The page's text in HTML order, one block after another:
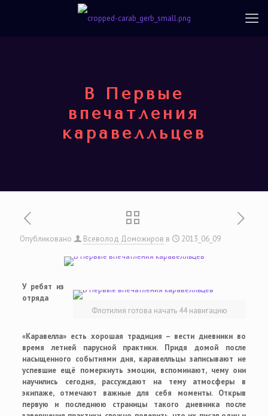
В Первые
впечатления
каравелльцев
Опубликовано Всеволод Доможиров в 2013_06_09
Флотилия готова начать 44 навигацию
У ребят из
отряда
«Каравелла» есть хорошая традиция – вести дневники во
время летней парусной практики. Придя домой после
насыщенного событиями дня, каравелльцы записывают не
успевшие ещё померкнуть эмоции, вспоминают, чему они
научились сегодня, рассуждают на тему атмосферы в
экипаже, отмечают важные для себя моменты. Открыв
первую и последнюю страницы такого дневника после